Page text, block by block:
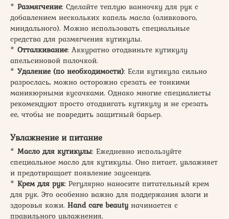
* Размягчение: Сделайте теплую ванночку для рук с
добавлением нескольких капель масла (оливкового,
миндального). Можно использовать специальные
средства для размягчения кутикулы.
* Отталкивание: Аккуратно отодвиньте кутикулу
апельсиновой палочкой.
* Удаление (по необходимости): Если кутикула сильно
разрослась, можно осторожно срезать ее тонкими
маникюрными кусачками. Однако многие специалисты
рекомендуют просто отодвигать кутикулу и не срезать
ее, чтобы не повредить защитный барьер.
Увлажнение и питание
* Масло для кутикулы: Ежедневно используйте
специальное масло для кутикулы. Оно питает, увлажняет
и предотвращает появление заусенцев.
* Крем для рук: Регулярно наносите питательный крем
для рук. Это особенно важно для поддержания влаги и
здоровья кожи. Hand care beauty начинается с
правильного увлажнения.